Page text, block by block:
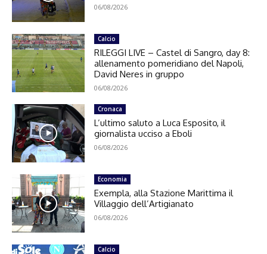
06/08/2026
Calcio
RILEGGI LIVE – Castel di Sangro, day 8:
allenamento pomeridiano del Napoli,
David Neres in gruppo
06/08/2026
Cronaca
L’ultimo saluto a Luca Esposito, il
giornalista ucciso a Eboli
06/08/2026
Economia
Exempla, alla Stazione Marittima il
Villaggio dell’Artigianato
06/08/2026
Calcio